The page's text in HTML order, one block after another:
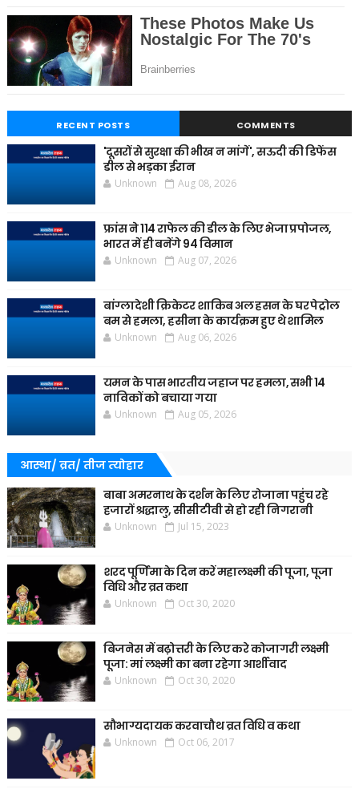
RECENT POSTS COMMENTS
'दूसरों से सुरक्षा की भीख न मांगें', सऊदी की डिफेंस
डील से भड़का ईरान
Unknown Aug 08, 2026
फ्रांस ने 114 राफेल की डील के लिए भेजा प्रपोजल,
भारत में ही बनेंगे 94 विमान
Unknown Aug 07, 2026
बांग्लादेशी क्रिकेटर शाकिब अल हसन के घर पेट्रोल
बम से हमला, हसीना के कार्यक्रम हुए थे शामिल
Unknown Aug 06, 2026
यमन के पास भारतीय जहाज पर हमला, सभी 14
नाविकों को बचाया गया
Unknown Aug 05, 2026
आस्था/ व्रत/ तीज त्‍योहार
बाबा अमरनाथ के दर्शन के लिए रोजाना पहुंच रहे
हजारों श्रद्धालु, सीसीटीवी से हो रही निगरानी
Unknown Jul 15, 2023
शरद पूर्णिमा के दिन करें महालक्ष्मी की पूजा, पूजा
विधि और व्रत कथा
Unknown Oct 30, 2020
बिजनेस में बढ़ोत्तरी के लिए करे कोजागरी लक्ष्मी
पूजा: मां लक्ष्मी का बना रहेगा आर्शीवाद
Unknown Oct 30, 2020
सौभाग्यदायक करवाचौथ व्रत विधि व कथा
Unknown Oct 06, 2017